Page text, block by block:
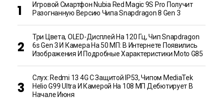
Игровой Смартфон Nubia Red Magic 9S Pro Получит
Разогнанную Версию Чипа Snapdragon 8 Gen 3
Три Цвета, OLED-Дисплей На 120 Гц, Чип Snapdragon
6s Gen 3 И Камера На 50 МП: В Интернете Появились
Изображения И Подробные Характеристики Moto G85
Слух: Redmi 13 4G С Защитой IP53, Чипом MediaTek
Helio G99 Ultra И Камерой На 108 МП Дебютирует В
Начале Июня